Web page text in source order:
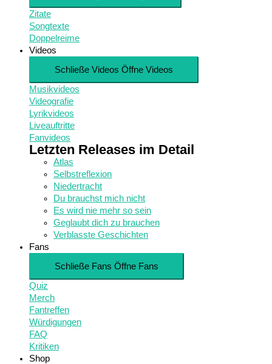
Zitate
Songtexte
Doppelreime
Videos
Schließe Videos Öffne Videos
Musikvideos
Videografie
Lyrikvideos
Liveauftritte
Fanvideos
Letzten Releases im Detail
Atlas
Selbstreflexion
Niedertracht
Du brauchst mich nicht
Es wird nie mehr so sein
Geglaubt dich zu brauchen
Verblasste Geschichten
Fans
Schließe Fans Öffne Fans
Quiz
Merch
Fantreffen
Würdigungen
FAQ
Kritiken
Shop